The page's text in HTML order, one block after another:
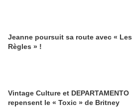
Jeanne poursuit sa route avec « Les
Règles » !
Vintage Culture et DEPARTAMENTO
repensent le « Toxic » de Britney